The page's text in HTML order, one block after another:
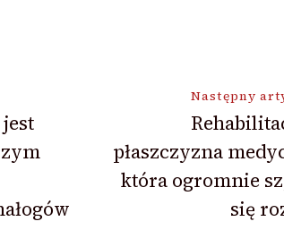
Następny
płaszczyzna
która ogromnie
się